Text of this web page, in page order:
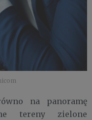
na panoramę
tereny zielone